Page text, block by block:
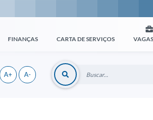
FINANÇAS CARTA DE SERVIÇOS
A+ A-